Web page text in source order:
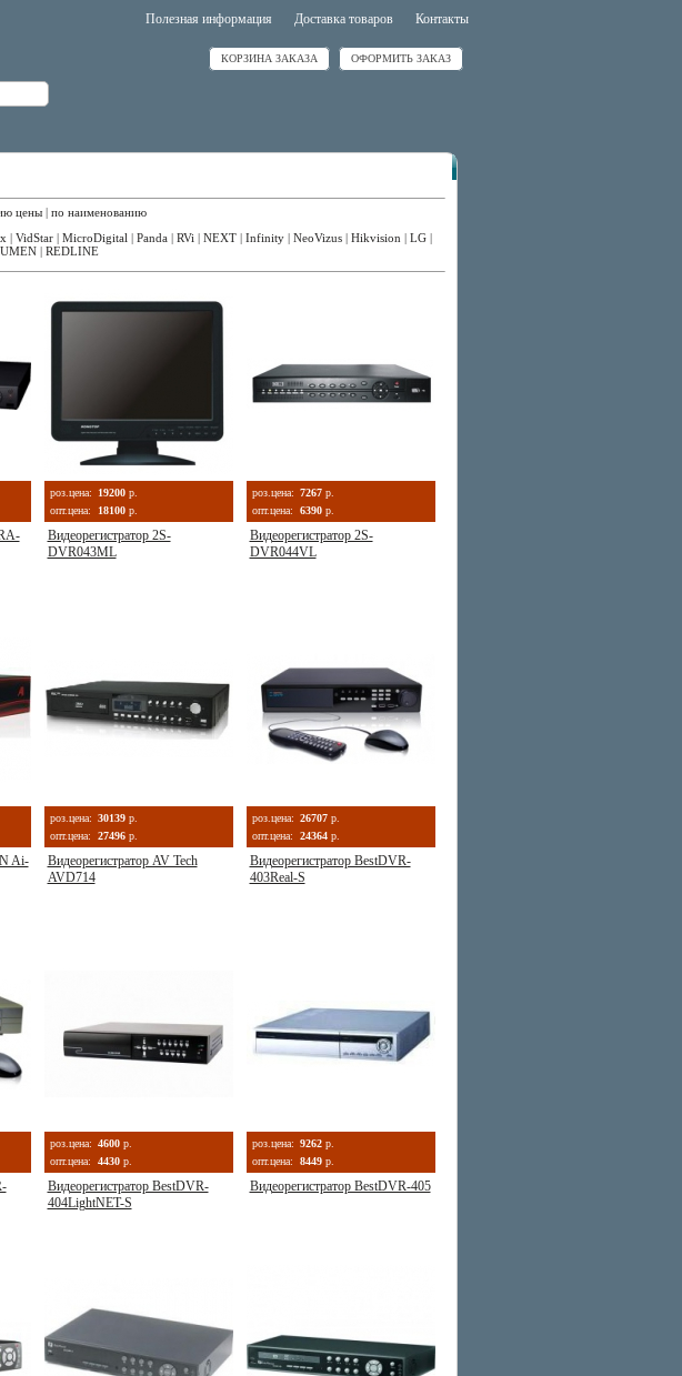
Полезная информация Доставка товаров Контакты
КОРЗИНА ЗАКАЗА ОФОРМИТЬ ЗАКАЗ
цены | по наименованию
| VidStar | MicroDigital | Panda | RVi | NEXT | Infinity | NeoVizus | Hikvision | LG |
| REDLINE
роз.цена: 19200 р.
опт.цена:
18100 р.
Видеорегистратор 2S-
DVR043ML
роз.цена: 7267 р.
опт.цена:
6390 р.
Видеорегистратор 2S-
DVR044VL
Ai-
роз.цена: 30139 р.
опт.цена:
27496 р.
Видеорегистратор AV Tech
AVD714
роз.цена: 26707 р.
опт.цена:
24364 р.
Видеорегистратор BestDVR-
403Real-S
роз.цена: 4600 р.
опт.цена:
4430 р.
Видеорегистратор BestDVR-
404LightNET-S
роз.цена: 9262 р.
опт.цена:
8449 р.
Видеорегистратор BestDVR-405